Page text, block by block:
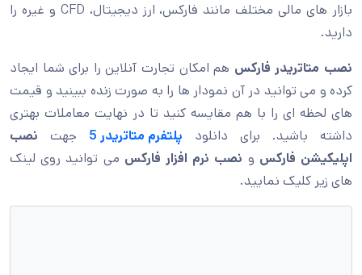
بازار های مالی مختلف مانند فارکس، ارز دیجیتال، CFD و غیره را
دارید.
نصب متاتریدر فارکس هم امکان تجارت آنلاین را برای شما ایجاد
کرده و می توانید در آن نمودار ها را به صورت زنده ببینید و قیمت
های لحظه ای را با هم مقایسه کنید تا در نهایت معاملات بهتری
داشته باشید. برای دانلود پلتفرم متاتریدر 5 جهت نصب
اپلیکیشن فارکس و نصب نرم افزار فارکس می توانید روی لینک
های زیر کلیک نمایید.